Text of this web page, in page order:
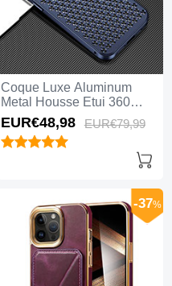
Coque Luxe Aluminum
Metal Housse Etui 360
Degres QC3 pour Apple
iPhone 15 Pro Max Bleu
EUR€48,98 EUR€79,99
-37%